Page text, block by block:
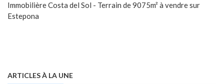
Immobilière Costa del Sol - Terrain de 9075m² à vendre sur
Estepona
ARTICLES À LA UNE